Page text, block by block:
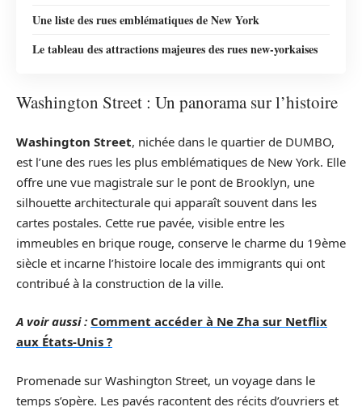
Une liste des rues emblématiques de New York
Le tableau des attractions majeures des rues new-yorkaises
Washington Street : Un panorama sur l’histoire
Washington Street, nichée dans le quartier de DUMBO,
est l’une des rues les plus emblématiques de New York. Elle
offre une vue magistrale sur le pont de Brooklyn, une
silhouette architecturale qui apparaît souvent dans les
cartes postales. Cette rue pavée, visible entre les
immeubles en brique rouge, conserve le charme du 19ème
siècle et incarne l’histoire locale des immigrants qui ont
contribué à la construction de la ville.
A voir aussi : Comment accéder à Ne Zha sur Netflix
aux États-Unis ?
Promenade sur Washington Street, un voyage dans le
temps s’opère. Les pavés racontent des récits d’ouvriers et